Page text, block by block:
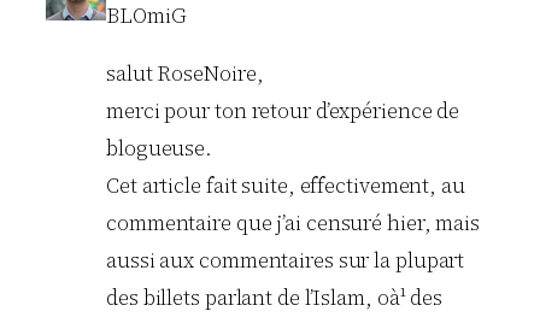
BLOmiG
salut RoseNoire,
merci pour ton retour d’expérience de
blogueuse.
Cet article fait suite, effectivement, au
commentaire que j’ai censuré hier, mais
aussi aux commentaires sur la plupart
des billets parlant de l’Islam, oà¹ des